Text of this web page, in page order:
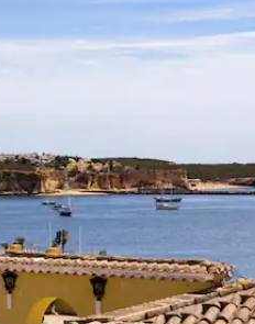
teclas de las flechas hacia